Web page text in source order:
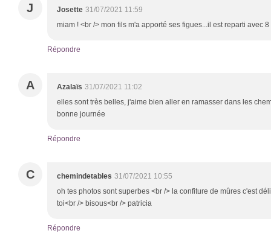
J Josette 31/07/2021 11:59
miam ! <br /> mon fils m'a apporté ses figues...il est reparti avec
Répondre
A Azalaïs 31/07/2021 11:02
elles sont très belles, j'aime bien aller en ramasser dans les
bonne journée
Répondre
C chemindetables 31/07/2021 10:55
oh tes photos sont superbes <br /> la confiture de mûres c'est
toi<br /> bisous<br /> patricia
Répondre